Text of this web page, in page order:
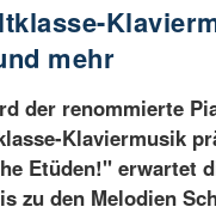
mehr
der renommierte
Klaviermusik
Etüden!" erwartet
zu den Melodien